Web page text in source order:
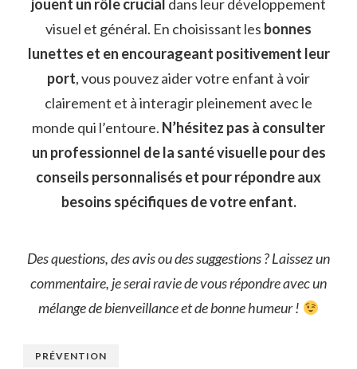
jouent un rôle crucial dans leur développement
visuel et général. En choisissant les bonnes
lunettes et en encourageant positivement leur
port, vous pouvez aider votre enfant à voir
clairement et à interagir pleinement avec le
monde qui l’entoure. N’hésitez pas à consulter
un professionnel de la santé visuelle pour des
conseils personnalisés et pour répondre aux
besoins spécifiques de votre enfant.
Des questions, des avis ou des suggestions ? Laissez un
commentaire, je serai ravie de vous répondre avec un
mélange de bienveillance et de bonne humeur!
PRÉVENTION